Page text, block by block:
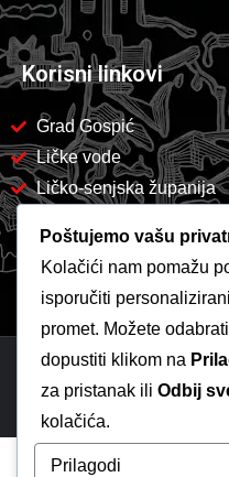
Korisni linkovi
Grad Gospić
Ličke vode
Ličko-senjska županija
Copyright 2026 -
Poštujemo vašu
Kolačići nam pomažu
isporučiti
promet. Možete
dopustiti klikom na
za pristanak ili Odbij
kolačića.
Prilagodi